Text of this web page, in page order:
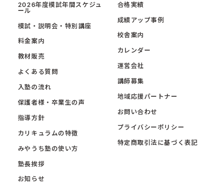
2026年度模試年間スケジュ
ール
模試・説明会・特別講座
料金案内
教材販売
よくある質問
入塾の流れ
保護者様・卒業生の声
指導方針
カリキュラムの特徴
みやうち塾の使い方
塾長挨拶
お知らせ
合格実績
成績アップ事例
校舎案内
カレンダー
運営会社
講師募集
地域応援パートナー
お問い合わせ
プライバシーポリシー
特定商取引法に基づく表記